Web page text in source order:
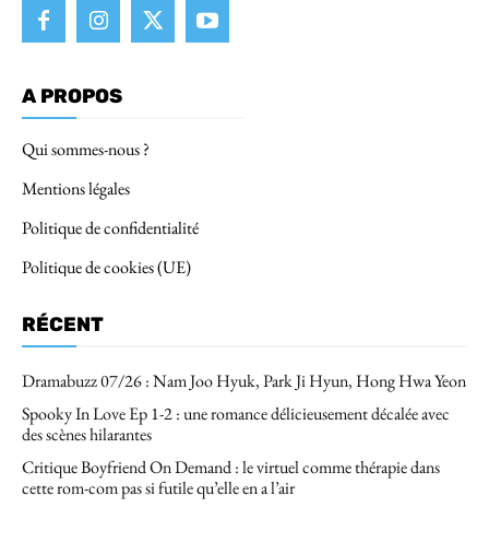
A PROPOS
Qui sommes-nous ?
Mentions légales
Politique de confidentialité
Politique de cookies (UE)
RÉCENT
Dramabuzz 07/26 : Nam Joo Hyuk, Park Ji Hyun, Hong Hwa Yeon
Spooky In Love Ep 1-2 : une romance délicieusement décalée avec
des scènes hilarantes
Critique Boyfriend On Demand : le virtuel comme thérapie dans
cette rom-com pas si futile qu’elle en a l’air